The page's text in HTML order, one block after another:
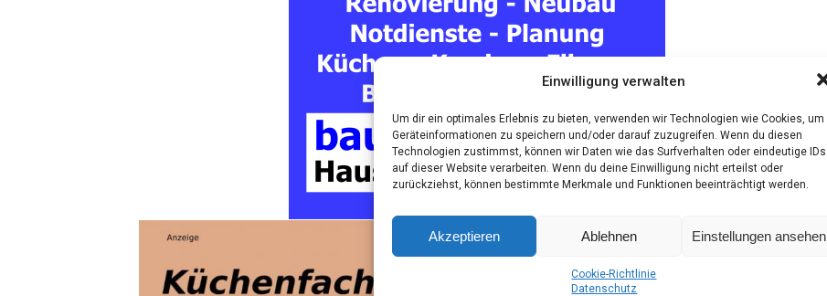
Einwilligung verwalten
Um dir ein optimales Erlebnis zu bieten, verwenden wir Technologien wie Cookies, um
Geräteinformationen zu speichern und/oder darauf zuzugreifen. Wenn du diesen
Technologien zustimmst, können wir Daten wie das Surfverhalten oder eindeutige IDs
auf dieser Website verarbeiten. Wenn du deine Einwilligung nicht erteilst oder
zurückziehst, können bestimmte Merkmale und Funktionen beeinträchtigt werden.
Akzeptieren Ablehnen Einstellungen ansehen
Coo­kie-Richt­li­nie
Daten­schutz